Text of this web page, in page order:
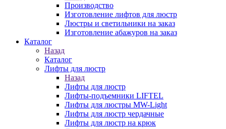
Производство
Изготовление лифтов для люстр
Люстры и светильники на заказ
Изготовление абажуров на заказ
Каталог
Назад
Каталог
Лифты для люстр
Назад
Лифты для люстр
Лифты-подъемники LIFTEL
Лифты для люстры MW-Light
Лифты для люстр чердачные
Лифты для люстр на крюк